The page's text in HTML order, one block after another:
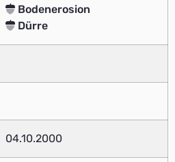
Bodenerosion
Dürre
04.10.2000